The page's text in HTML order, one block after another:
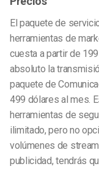
El paquete de
herramientas de
cuesta a partir de
absoluto la
paquete de
499 dólares al mes.
herramientas de
ilimitado, pero no
volúmenes de
publicidad, tendrás